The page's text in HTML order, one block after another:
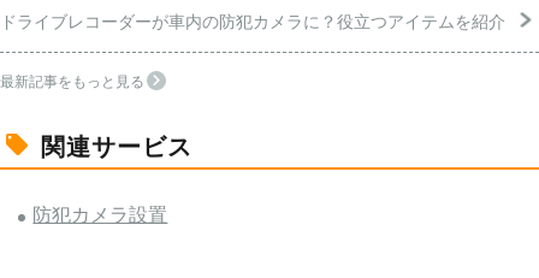
ドライブレコーダーが車内の防犯カメラに？役立つアイテムを紹介
最新記事をもっと見る
関連サービス
防犯カメラ設置